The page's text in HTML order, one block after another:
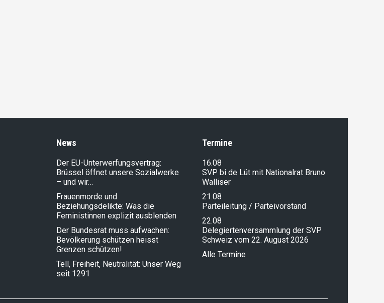
News
Der EU-Unterwerfungsvertrag:
Brüssel öffnet unsere Sozialwerke
– und wir…
Frauenmorde und
Beziehungsdelikte: Was die
Feministinnen explizit ausblenden
Der Bundesrat muss aufwachen:
Bevölkerung schützen heisst
Grenzen schützen!
Tell, Freiheit, Neutralität: Unser Weg
seit 1291
Termine
16.08
SVP bi de Lüt mit Nationalrat Bruno
Walliser
21.08
Parteileitung / Parteivorstand
22.08
Delegiertenversammlung der SVP
Schweiz vom 22. August 2026
Alle Termine